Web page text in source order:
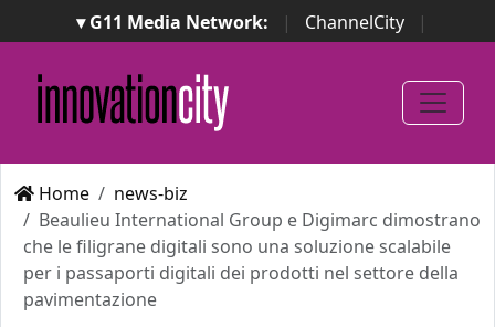
▾ G11 Media Network: | ChannelCity
|
ImpresaCity | SecurityOpenLab | Italian Channel
Awards
Italian Project Awards
Italian Security
Awards
Home
news-biz
Beaulieu International Group e Digimarc dimostrano
che le filigrane digitali sono una soluzione scalabile
per i passaporti digitali dei prodotti nel settore della
pavimentazione